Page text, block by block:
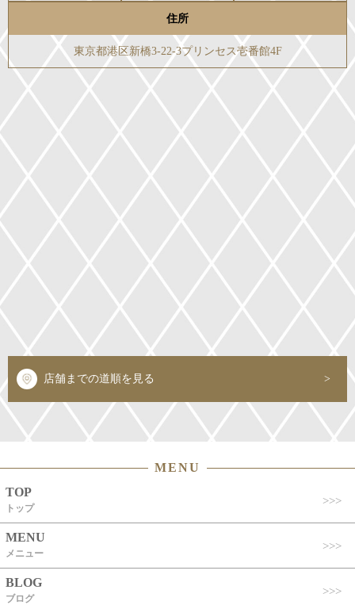
住所
東京都港区新橋3-22-3プリンセス壱番館4F
店舗までの道順を見る
MENU
TOP
トップ
MENU
メニュー
BLOG
ブログ